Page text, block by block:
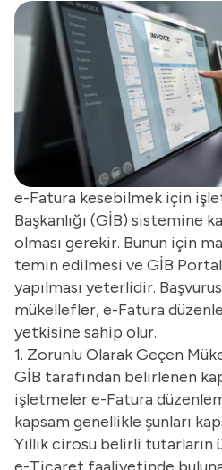
e-Fatura kesebilmek için
Başkanlığı (GİB) sistemine
olması gerekir. Bunun için
temin edilmesi ve GİB
yapılması yeterlidir.
mükellefler, e-Fatura
yetkisine sahip olur.
1. Zorunlu Olarak Geçen
GİB tarafından belirlenen
işletmeler e-Fatura
kapsam genellikle şunları
Yıllık cirosu belirli
e-Ticaret faaliyetinde